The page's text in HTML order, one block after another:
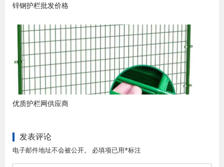
锌钢护栏批发价格
优质护栏网供应商
发表评论
电子邮件地址不会被公开。 必填项已用*标注